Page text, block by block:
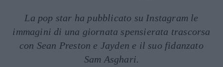
La pop star ha pubblicato su Instagram le
immagini di una giornata spensierata trascorsa
con Sean Preston e Jayden e il suo fidanzato
Sam Asghari.